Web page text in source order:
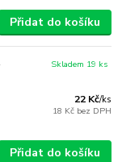
Přidat do košíku
22 Kč/ks
18 Kč bez DPH
Skladem 19 ks
Přidat do košíku